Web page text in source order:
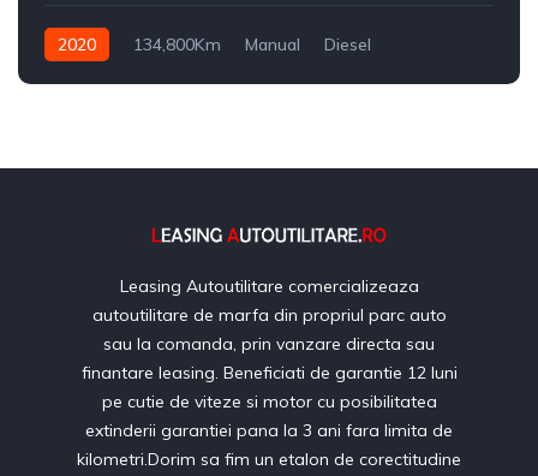
2020 134,800Km Manual Diesel
Leasing Autoutilitare comercializeaza
autoutilitare de marfa din propriul parc auto
sau la comanda, prin vanzare directa sau
finantare leasing. Beneficiati de garantie 12 luni
pe cutie de viteze si motor cu posibilitatea
extinderii garantiei pana la 3 ani fara limita de
kilometri.Dorim sa fim un etalon de corectitudine